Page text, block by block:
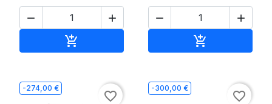
 

 

-274,00 €
favorite_border
-300,00 €
favorite_border